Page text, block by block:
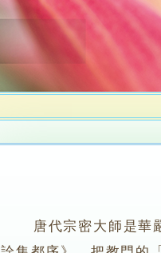
唐代宗密大師是華嚴